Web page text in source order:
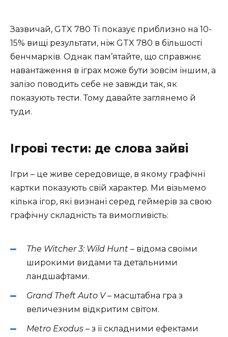
Зазвичай, GTX 780 Ti показує приблизно на 10-
15% вищі результати, ніж GTX 780 в більшості
бенчмарків. Однак пам’ятайте, що справжнє
навантаження в іграх може бути зовсім іншим, а
залізо поводить себе не завжди так, як
показують тести. Тому давайте заглянемо й
туди.
Ігрові тести: де слова зайві
Ігри – це живе середовище, в якому графічні
картки показують свій характер. Ми візьмемо
кілька ігор, які визнані серед геймерів за свою
графічну складність та вимогливість:
The Witcher 3: Wild Hunt – відома своїми
широкими видами та детальними
ландшафтами.
Grand Theft Auto V– масштабна гра з
величезним відкритим світом.
Metro Exodus – з її складними ефектами